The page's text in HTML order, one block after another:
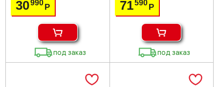
30990 Р
под заказ
71590 Р
под заказ